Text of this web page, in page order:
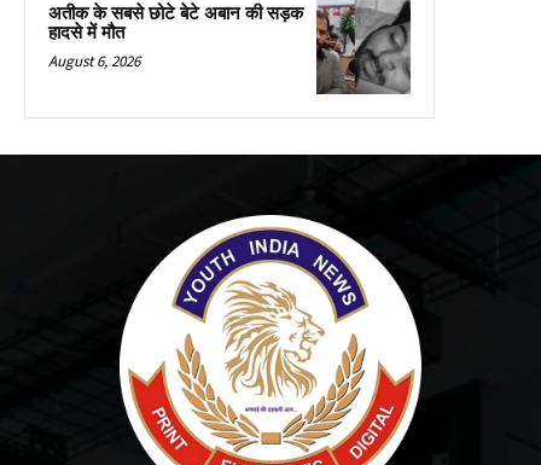
अतीक के सबसे छोटे बेटे अबान की सड़क
हादसे में मौत
August 6, 2026